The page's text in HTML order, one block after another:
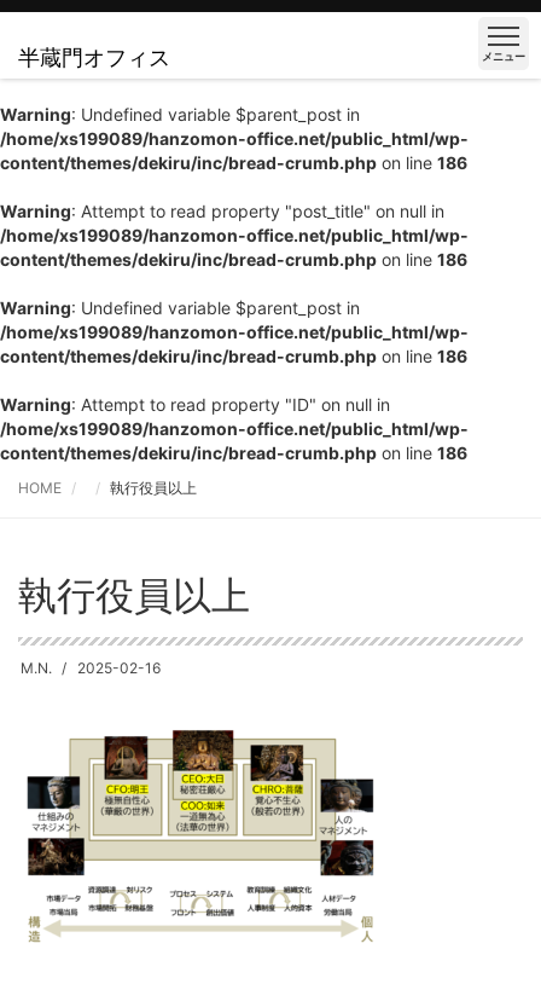
半蔵門オフィス メニュー
Warning: Undefined variable $parent_post in
/home/xs199089/hanzomon-office.net/public_html/wp-
content/themes/dekiru/inc/bread-crumb.php on line 186
Warning: Attempt to read property "post_title" on null in
/home/xs199089/hanzomon-office.net/public_html/wp-
content/themes/dekiru/inc/bread-crumb.php on line 186
Warning: Undefined variable $parent_post in
/home/xs199089/hanzomon-office.net/public_html/wp-
content/themes/dekiru/inc/bread-crumb.php on line 186
Warning: Attempt to read property "ID" on null in
/home/xs199089/hanzomon-office.net/public_html/wp-
content/themes/dekiru/inc/bread-crumb.php on line 186
HOME 執行役員以上
執行役員以上
M.N. 2025-02-16